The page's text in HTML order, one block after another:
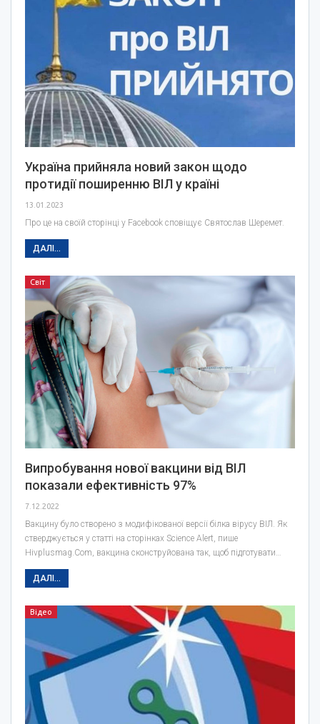
Україна прийняла новий закон щодо
протидії поширенню ВІЛ у країні
13.01.2023
Про це на своїй сторінці у Facebook сповіщує Святослав Шеремет.
ДАЛІ...
Світ
Випробування нової вакцини від ВІЛ
показали ефективність 97%
7.12.2022
Вакцину було створено з модифікованої версії білка вірусу ВІЛ. Як
стверджується у статті на сторінках Science Alert, пише
Hivplusmag.Com, вакцина сконструйована так, щоб підготувати…
ДАЛІ...
Відео